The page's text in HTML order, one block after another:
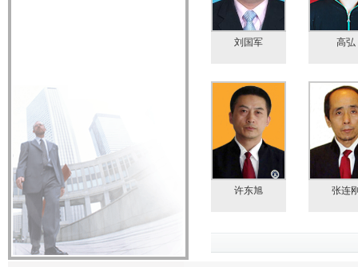
刘国军 高弘
许东旭 张连